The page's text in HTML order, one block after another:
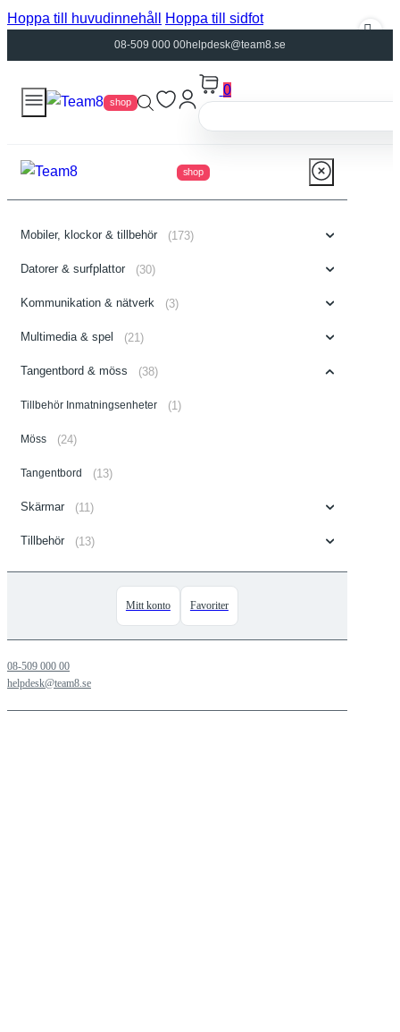
Hoppa till huvudinnehåll Hoppa till sidfot
08-509 000 00helpdesk@team8.se
shop
0
shop
Mobiler, klockor & tillbehör (173)
Datorer & surfplattor (30)
Kommunikation & nätverk (3)
Multimedia & spel (21)
Tangentbord & möss (38)
Tillbehör Inmatningsenheter (1)
Möss (24)
Tangentbord (13)
Skärmar (11)
Tillbehör (13)
Mitt konto Favoriter
08-509 000 00
helpdesk@team8.se